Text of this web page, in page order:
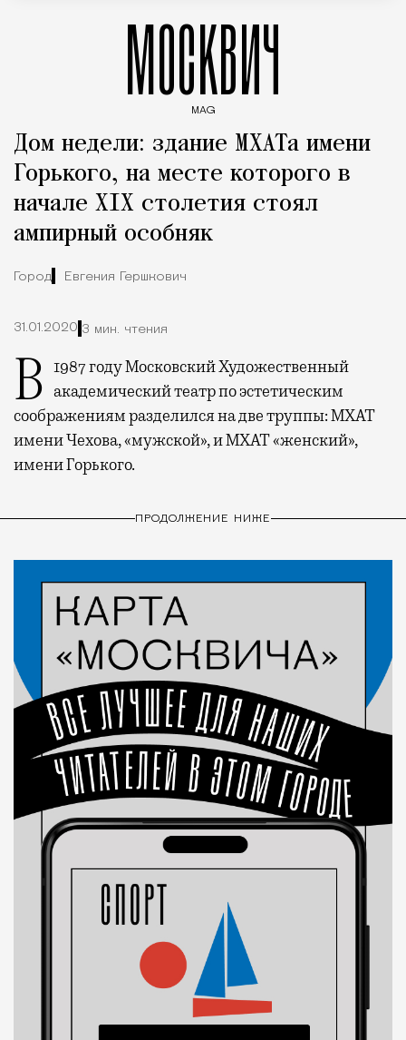
МОСКВИЧ
MAG
Дом недели: здание МХАТа имени
Горького, на месте которого в
начале XIX столетия стоял
ампирный особняк
Город Евгения Гершкович
31.01.2020 3 мин. чтения
В 1987 году Московский Художественный академический театр по эстетическим
соображениям разделился на две труппы: МХАТ
имени Чехова, «мужской», и МХАТ «женский»,
имени Горького.
ПРОДОЛЖЕНИЕ НИЖЕ